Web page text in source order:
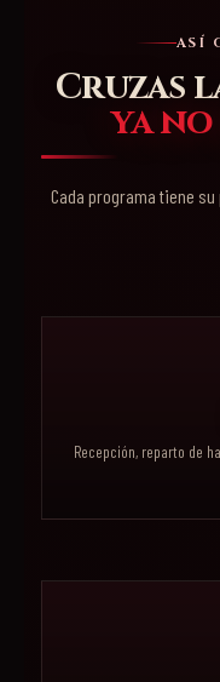
ASÍ
Cruzas
ya
Cada programa tiene
Recepción, reparto de